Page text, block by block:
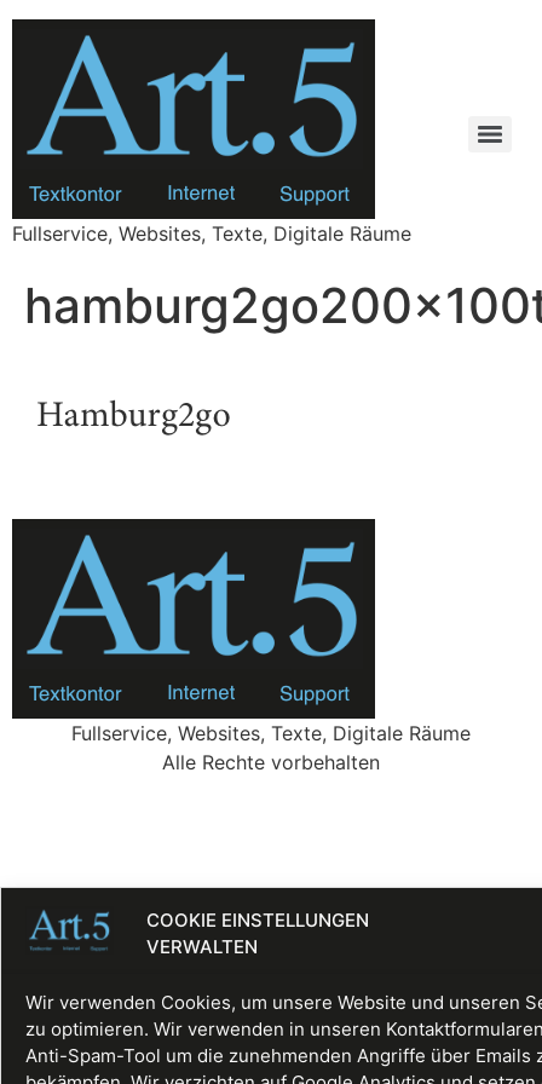
COOKIE EINSTELLUNGEN
VERWALTEN
Wir verwenden Cookies, um unsere Website und unseren
zu optimieren. Wir verwenden in unseren
Anti-Spam-Tool um die zunehmenden Angriffe über Emails
Zum
springen
Fullservice, Websites, Texte, Digitale Räume
Fullservice, Websites, Texte, Digitale Räume
Alle Rechte vorbehalten